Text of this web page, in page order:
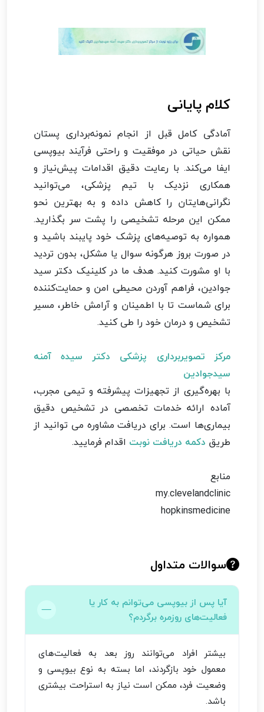
کلام پایانی
آمادگی کامل قبل از انجام نمونه‌برداری پستان
نقش حیاتی در موفقیت و راحتی فرآیند بیوپسی
ایفا می‌کند. با رعایت دقیق اقدامات پیش‌نیاز و
همکاری نزدیک با تیم پزشکی، می‌توانید
نگرانی‌هایتان را کاهش داده و به بهترین نحو
ممکن این مرحله تشخیصی را پشت سر بگذارید.
همواره به توصیه‌های پزشک خود پایبند باشید و
در صورت بروز هرگونه سوال یا مشکل، بدون تردید
با او مشورت کنید. هدف ما در کلینیک دکتر سید
جوادین، فراهم آوردن محیطی امن و حمایت‌کننده
برای شماست تا با اطمینان و آرامش خاطر، مسیر
تشخیص و درمان خود را طی کنید.
مرکز تصویربرداری پزشکی دکتر سیده آمنه
سیدجوادین
با بهره‌گیری از تجهیزات پیشرفته و تیمی مجرب،
آماده ارائه خدمات تخصصی در تشخیص دقیق
بیماری‌ها است. برای دریافت مشاوره می توانید از
طریق دکمه دریافت نوبت اقدام فرمایید.
منابع
my.clevelandclinic
hopkinsmedicine
سوالات متداول
آیا پس از بیوپسی می‌توانم به کار یا
فعالیت‌های روزمره برگردم؟
بیشتر افراد می‌توانند روز بعد به فعالیت‌های
معمول خود بازگردند، اما بسته به نوع بیوپسی و
وضعیت فرد، ممکن است نیاز به استراحت بیشتری
باشد.